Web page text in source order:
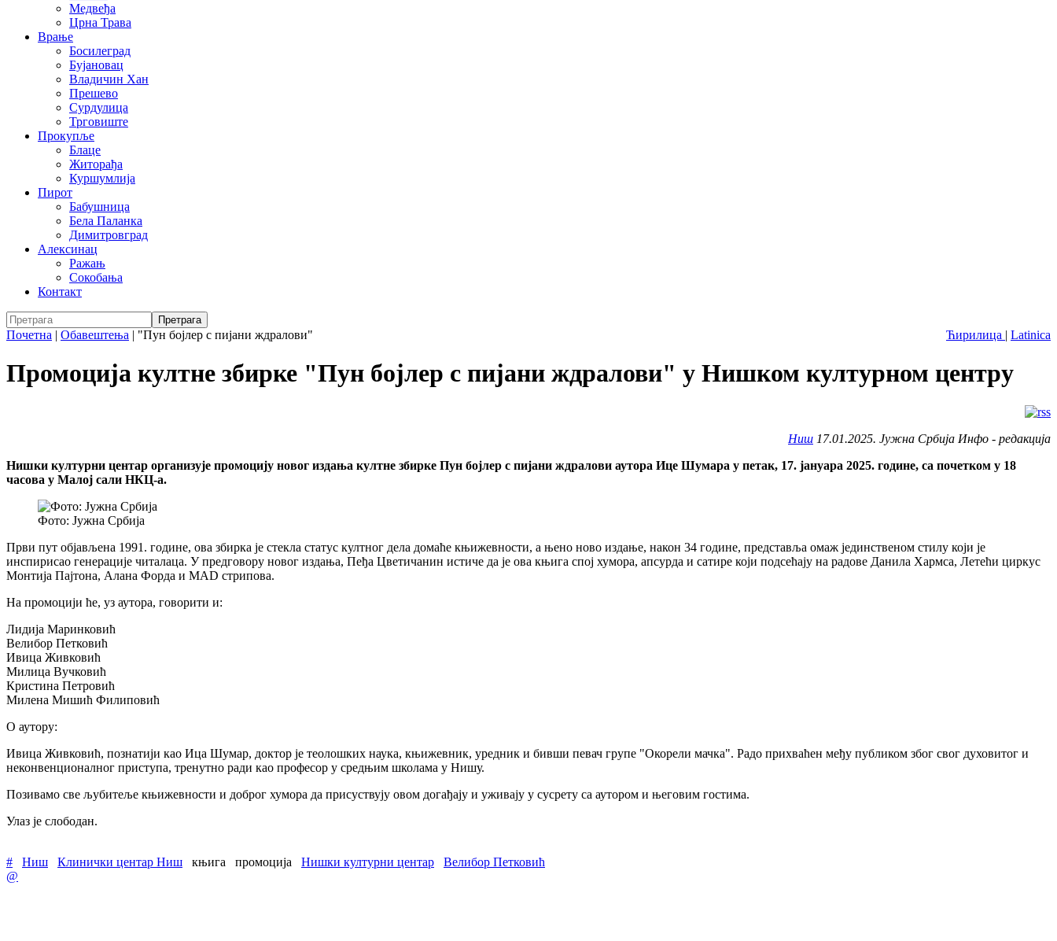
Медвеђа
Црна Трава
Врање
Босилеград
Бујановац
Владичин Хан
Прешево
Сурдулица
Трговиште
Прокупље
Блаце
Житорађа
Куршумлија
Пирот
Бабушница
Бела Паланка
Димитровград
Алексинац
Ражањ
Сокобања
Контакт
Ћирилица | Latinica
Почетна | Обавештења | "Пун бојлер с пијани ждралови"
Промоција култне збирке "Пун бојлер с пијани ждралови" у Нишком културном центру
Ниш 17.01.2025. Јужна Србија Инфо - редакција
Нишки културни центар организује промоцију новог издања култне збирке Пун бојлер с пијани ждралови аутора Ице Шумара у петак, 17. јануара 2025. године, са почетком у 18
часова у Малој сали НКЦ-а.
Фото: Јужна Србија
Први пут објављена 1991. године, ова збирка је стекла статус култног дела домаће књижевности, а њено ново издање, након 34 године, представља омаж јединственом стилу који је
инспирисао генерације читалаца. У предговору новог издања, Пеђа Цветичанин истиче да је ова књига спој хумора, апсурда и сатире који подсећају на радове Данила Хармса, Летећи циркус
Монтија Пајтона, Алана Форда и MAD стрипова.
На промоцији ће, уз аутора, говорити и:
Лидија Маринковић
Велибор Петковић
Ивица Живковић
Милица Вучковић
Кристина Петровић
Милена Мишић Филиповић
О аутору:
Ивица Живковић, познатији као Ица Шумар, доктор је теолошких наука, књижевник, уредник и бивши певач групе "Окорели мачка". Радо прихваћен међу публиком због свог духовитог и
неконвенционалног приступа, тренутно ради као професор у средњим школама у Нишу.
Позивамо све љубитеље књижевности и доброг хумора да присуствују овом догађају и уживају у сусрету са аутором и његовим гостима.
Улаз је слободан.
# Ниш Клинички центар Ниш књига промоција Нишки културни центар
Велибор Петковић
@